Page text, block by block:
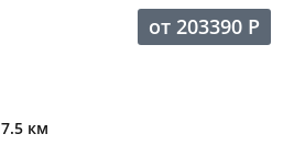
от 203390 Р
7.5 км